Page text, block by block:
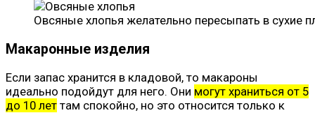
Овсяные хлопья желательно пересыпать в сухие
Макаронные изделия
Если запас хранится в кладовой, то макароны
идеально подойдут для него. Они могут храниться от 5
до 10 лет там спокойно, но это относится только к